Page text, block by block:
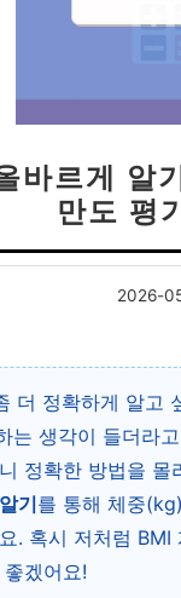
바르게 알
만도 평
2026-
더 정확하게 알고
는 생각이 들더라
정확한 방법을
기를 통해 체중
. 혹시 저처럼
겠어요!